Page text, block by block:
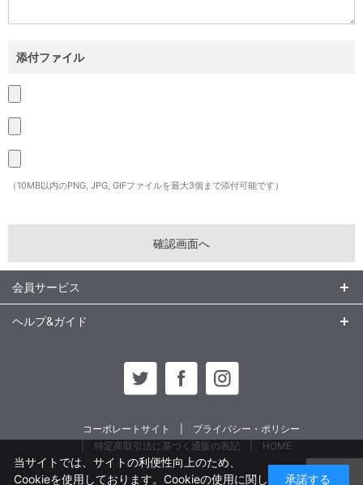
添付ファイル
（10MB以内のPNG, JPG, GIFファイルを最大3個まで添付可能です）
会員サービス
ヘルプ&ガイド
コーポレートサイト
プライバシー・ポリシー
特定商取引法に基づく通販の表記
HOME
当サイトでは、サイトの利便性向上のため、
Cookieを使用しております。Cookieの使用に関し
承諾する